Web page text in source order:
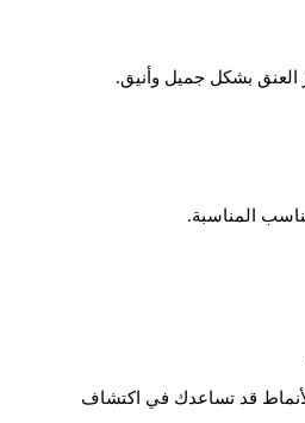
العنق بشكل جميل وأنيق.
المناسبة.
قد تساعدك في اكتشاف